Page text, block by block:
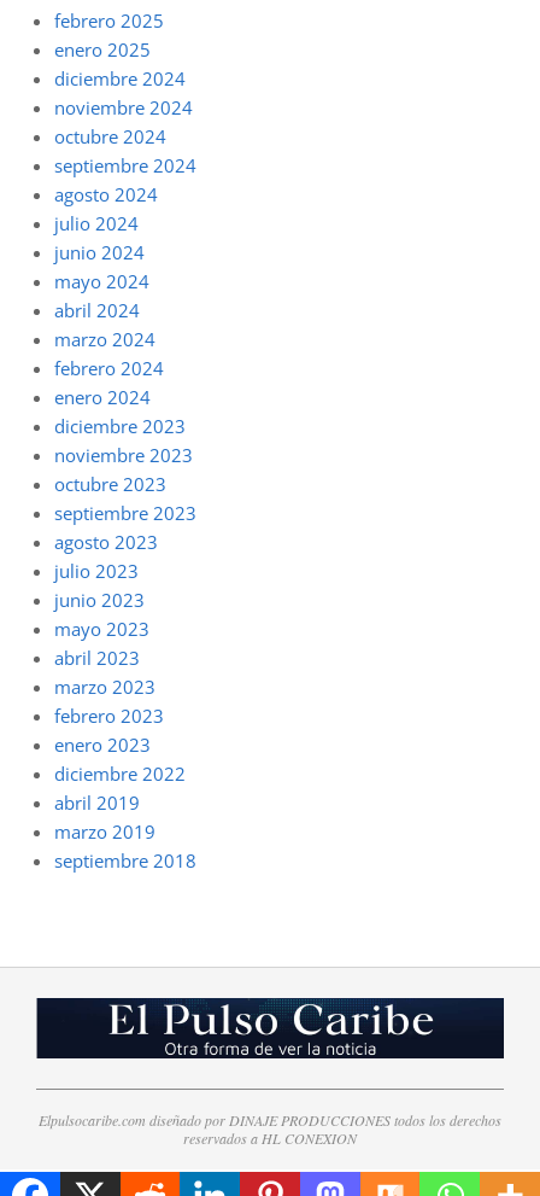
febrero 2025
enero 2025
diciembre 2024
noviembre 2024
octubre 2024
septiembre 2024
agosto 2024
julio 2024
junio 2024
mayo 2024
abril 2024
marzo 2024
febrero 2024
enero 2024
diciembre 2023
noviembre 2023
octubre 2023
septiembre 2023
agosto 2023
julio 2023
junio 2023
mayo 2023
abril 2023
marzo 2023
febrero 2023
enero 2023
diciembre 2022
abril 2019
marzo 2019
septiembre 2018
Elpulsocaribe.com diseñado por DINAJE PRODUCCIONES todos los derechos
reservados a HL CONEXION